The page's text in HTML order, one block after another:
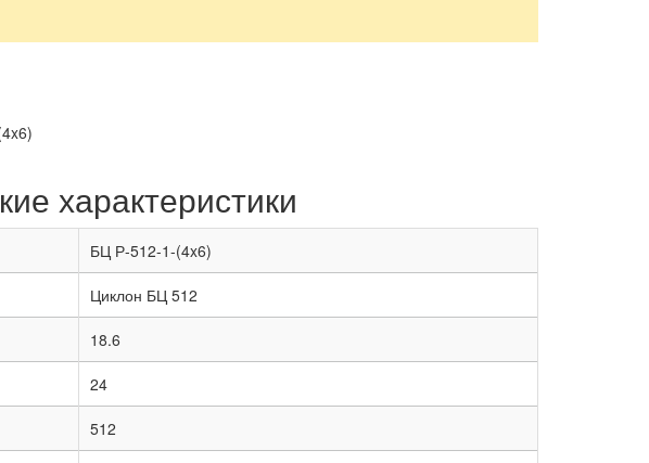
характеристики
БЦ Р-512-1-(4x6)
Циклон БЦ 512
18.6
24
512